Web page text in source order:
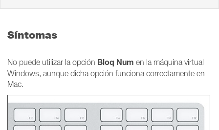
Síntomas
No puede utilizar la opción Bloq Num en la máquina virtual
Windows, aunque dicha opción funciona correctamente en
Mac.